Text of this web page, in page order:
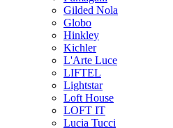
Gilded Nola
Globo
Hinkley
Kichler
L'Arte Luce
LIFTEL
Lightstar
Loft House
LOFT IT
Lucia Tucci